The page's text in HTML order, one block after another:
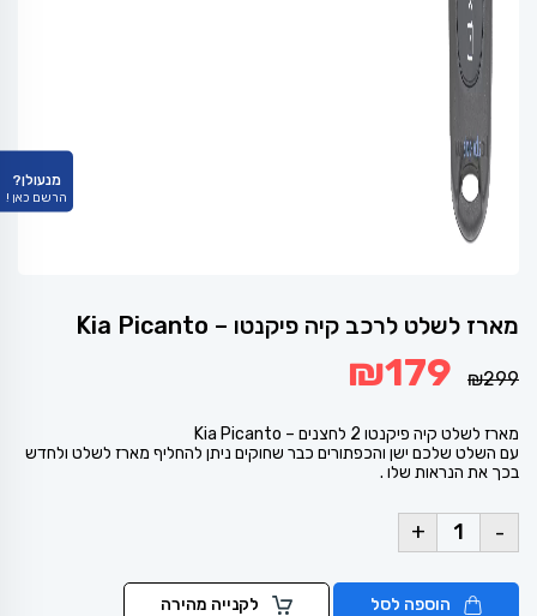
מארז לשלט לרכב קיה פיקנטו – Kia Picanto
₪299
המחיר
המקורי
₪179
מארז לשלט קיה פיקנטו 2 לחצנים – Kia Picanto
עם השלט שלכם ישן והכפתורים כבר שחוקים ניתן להחליף מארז לשלט ולחדש
בכך את הנראות שלו .
-
+
הוספה לסל לקנייה מהירה
מנעולן?
הרשם כאן !